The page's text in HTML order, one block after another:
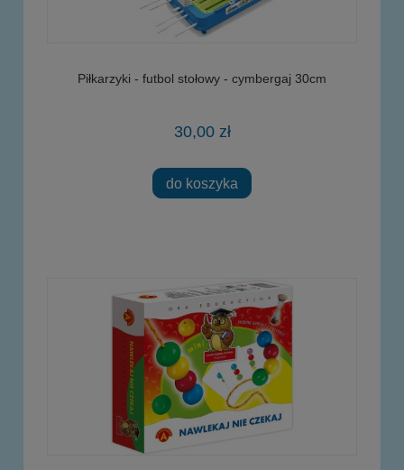
Piłkarzyki - futbol stołowy - cymbergaj 30cm
30,00 zł
do koszyka